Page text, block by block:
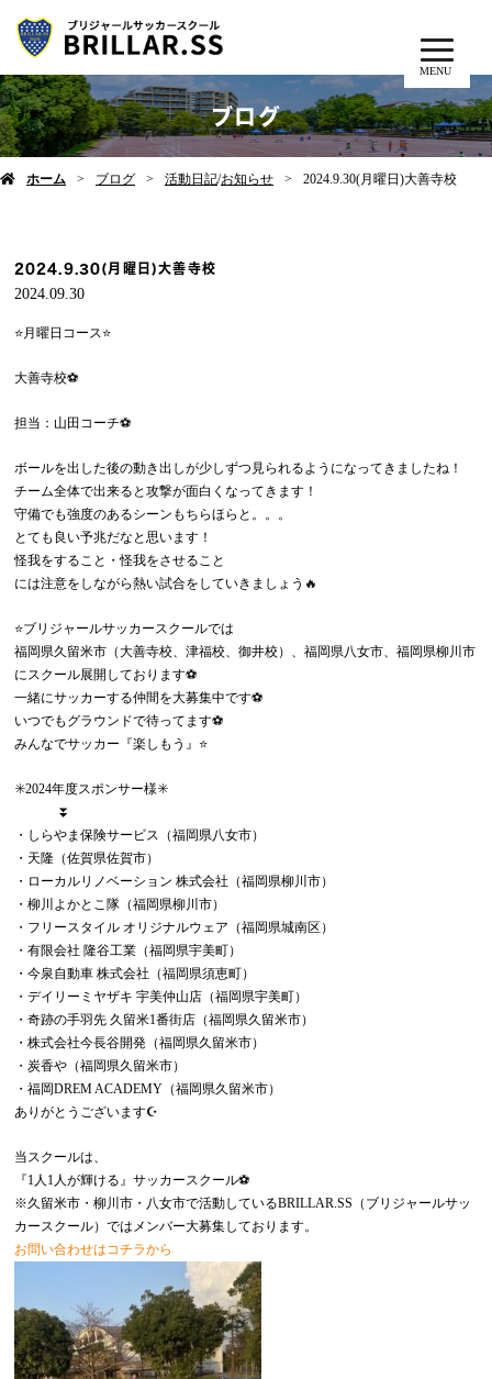
MENU
ブログ
ホーム ブログ 活動日記/お知らせ 2024.9.30(月曜日)大善寺校
2024.9.30(月曜日)大善寺校
2024.09.30
⭐️月曜日コース⭐️
大善寺校⚽️
担当：山田コーチ⚽️
ボールを出した後の動き出しが少しずつ見られるようになってきましたね！
チーム全体で出来ると攻撃が面白くなってきます！
守備でも強度のあるシーンもちらほらと。。。
とても良い予兆だなと思います！
怪我をすること・怪我をさせること
には注意をしながら熱い試合をしていきましょう🔥
⭐️ブリジャールサッカースクールでは
福岡県久留米市（大善寺校、津福校、御井校）、福岡県八女市、福岡県柳川市
にスクール展開しております⚽️
一緒にサッカーする仲間を大募集中です⚽️
いつでもグラウンドで待ってます⚽️
みんなでサッカー『楽しもう』⭐️
✳️2024年度スポンサー様✳️
⏬
・しらやま保険サービス（福岡県八女市）
・天隆（佐賀県佐賀市）
・ローカルリノベーション 株式会社（福岡県柳川市）
・柳川よかとこ隊（福岡県柳川市）
・フリースタイル オリジナルウェア（福岡県城南区）
・有限会社 隆谷工業（福岡県宇美町）
・今泉自動車 株式会社（福岡県須恵町）
・デイリーミヤザキ 宇美仲山店（福岡県宇美町）
・奇跡の手羽先 久留米1番街店（福岡県久留米市）
・株式会社今長谷開発（福岡県久留米市）
・炭香や（福岡県久留米市）
・福岡DREM ACADEMY（福岡県久留米市）
ありがとうございます☪️
当スクールは、
『1人1人が輝ける』サッカースクール⚽️
※久留米市・柳川市・八女市で活動しているBRILLAR.SS（ブリジャールサッ
カースクール）ではメンバー大募集しております。
お問い合わせはコチラから